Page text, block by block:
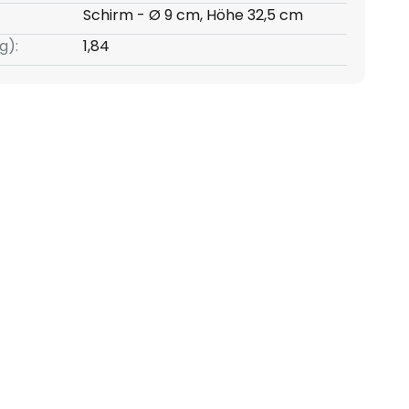
Schirm - Ø 9 cm, Höhe 32,5 cm
1,84